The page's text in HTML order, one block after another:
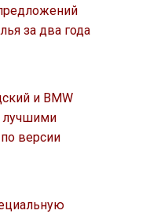
за два года
и BMW
версии